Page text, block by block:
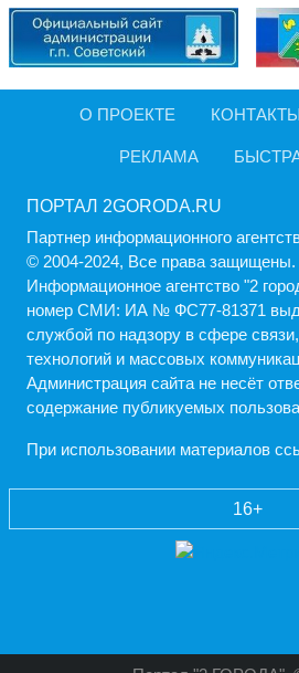
О ПРОЕКТЕ КОНТАКТЫ
РЕКЛАМА
ПОРТАЛ 2GORODA.RU
Партнер информационного
© 2004-2024, Все права защищены.
Информационное агентство "2
номер СМИ: ИА № ФС77-81371
службой по надзору в сфере
технологий и массовых
Администрация cайта не несёт
содержание публикуемых
При использовании материалов
16+